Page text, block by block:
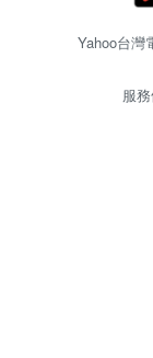
Yahoo台灣
服